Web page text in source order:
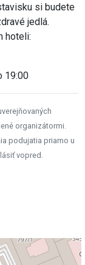
si budete
jedlá.
hoteli:
19:00
organizátormi.
podujatia priamo u
vopred.